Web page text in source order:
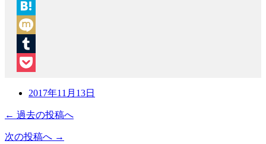
Line
Hatena
Mixi
Tumblr
2017年11月13日
← 過去の投稿へ
次の投稿へ →